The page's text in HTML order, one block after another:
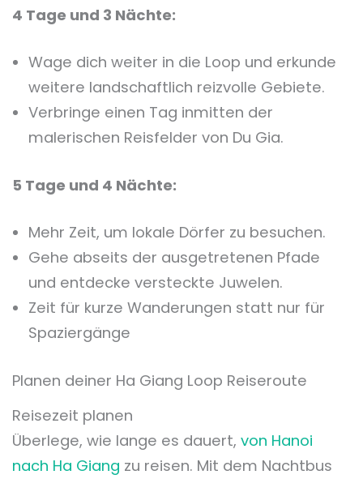
4 Tage und 3 Nächte:
Wage dich weiter in die Loop und erkunde
weitere landschaftlich reizvolle Gebiete.
Verbringe einen Tag inmitten der
malerischen Reisfelder von Du Gia.
5 Tage und 4 Nächte:
Mehr Zeit, um lokale Dörfer zu besuchen.
Gehe abseits der ausgetretenen Pfade
und entdecke versteckte Juwelen.
Zeit für kurze Wanderungen statt nur für
Spaziergänge
Planen deiner Ha Giang Loop Reiseroute
Reisezeit planen
Überlege, wie lange es dauert, von Hanoi
nach Ha Giang zu reisen. Mit dem Nachtbus